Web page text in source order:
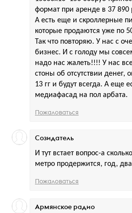
формат при аренде в 37 890
А есть еще и скроллерные
которые продаются уже по
Так что повторяю. У нас с
бизнес. И с голоду мы
надо нас жалеть!!!! У нас
стоны об отсутствии денег,
13 гг и будут всегда. А еще
медиафасад на пол арбата.
Пожаловаться
И тут встает вопрос-а
метро продержится, год,
Созидатель
Пожаловаться
Армянское радио